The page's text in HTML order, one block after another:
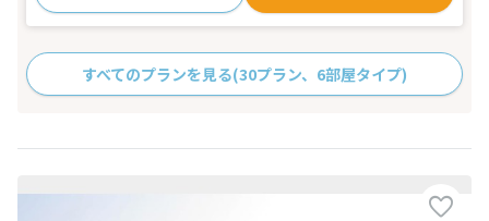
すべてのプランを見る(30プラン、6部屋タイプ)